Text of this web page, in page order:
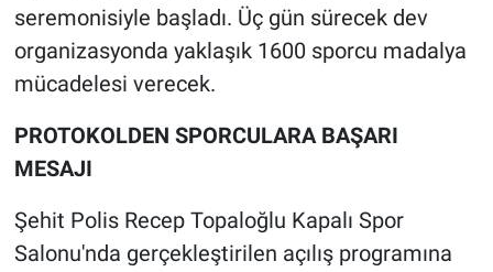
seremonisiyle başladı. Üç gün sürecek dev
organizasyonda yaklaşık 1600 sporcu madalya
mücadelesi verecek.
PROTOKOLDEN SPORCULARA BAŞARI
MESAJI
Şehit Polis Recep Topaloğlu Kapalı Spor
Salonu'nda gerçekleştirilen açılış programına